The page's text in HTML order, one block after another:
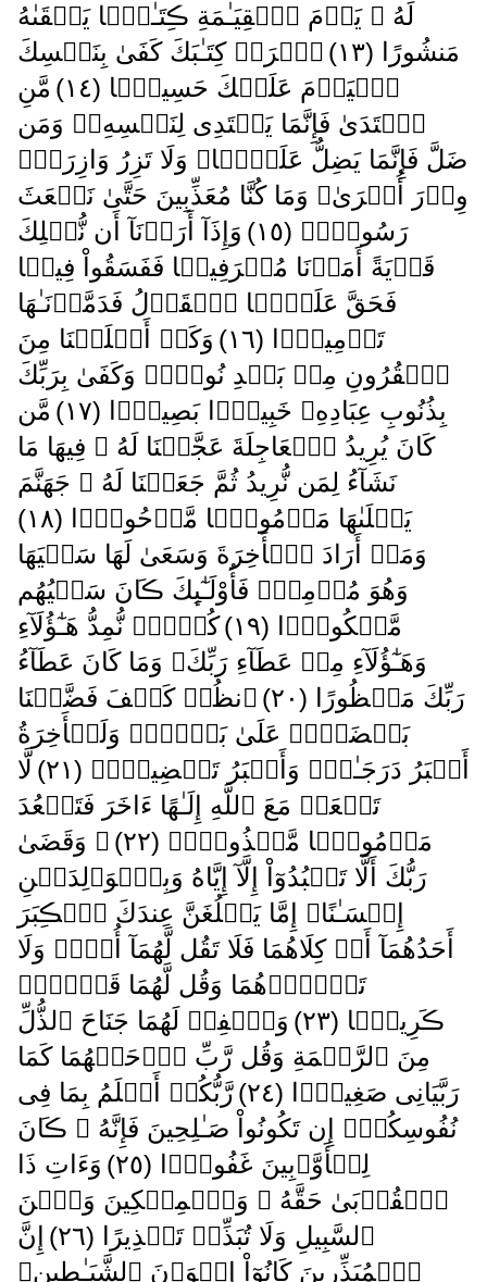
لَهُ ۥ يَوۡمَ ٱلۡقِيَـٰمَةِ ڪِتَـٰبً۬ا يَلۡقَٮٰهُ
مَنشُورًا ( ١٣ )
ٱقۡرَأۡ كِتَـٰبَكَ كَفَىٰ بِنَفۡسِكَ
ٱلۡيَوۡمَ عَلَيۡكَ حَسِيبً۬ا ( ١٤ )
مَّنِ
ٱهۡتَدَىٰ فَإِنَّمَا يَہۡتَدِى لِنَفۡسِهِۦ‌ۖ وَمَن
ضَلَّ فَإِنَّمَا يَضِلُّ عَلَيۡہَا‌ۚ وَلَا تَزِرُ وَازِرَةٌ۬
وِزۡرَ أُخۡرَىٰ‌ۗ وَمَا كُنَّا مُعَذِّبِينَ حَتَّىٰ نَبۡعَثَ
رَسُولاً۬ ( ١٥ )
وَإِذَآ أَرَدۡنَآ أَن نُّہۡلِكَ
قَرۡيَةً أَمَرۡنَا مُتۡرَفِيہَا فَفَسَقُواْ فِيہَا
فَحَقَّ عَلَيۡہَا ٱلۡقَوۡلُ فَدَمَّرۡنَـٰهَا
تَدۡمِيرً۬ا ( ١٦ )
وَكَمۡ أَهۡلَكۡنَا مِنَ
ٱلۡقُرُونِ مِنۢ بَعۡدِ نُوحٍ۬‌ۗ وَكَفَىٰ بِرَبِّكَ
بِذُنُوبِ عِبَادِهِۦ خَبِيرَۢا بَصِيرً۬ا ( ١٧ )
مَّن
كَانَ يُرِيدُ ٱلۡعَاجِلَةَ عَجَّلۡنَا لَهُ ۥ فِيهَا مَا
نَشَآءُ لِمَن نُّرِيدُ ثُمَّ جَعَلۡنَا لَهُ ۥ جَهَنَّمَ
يَصۡلَٮٰهَا مَذۡمُومً۬ا مَّدۡحُورً۬ا ( ١٨ )
وَمَنۡ أَرَادَ ٱلۡأَخِرَةَ وَسَعَىٰ لَهَا سَعۡيَهَا
وَهُوَ مُؤۡمِنٌ۬ فَأُوْلَـٰٓٮِٕكَ ڪَانَ سَعۡيُهُم
مَّشۡكُورً۬ا ( ١٩ )
كُلاًّ۬ نُّمِدُّ هَـٰٓؤُلَآءِ
وَهَـٰٓؤُلَآءِ مِنۡ عَطَآءِ رَبِّكَ‌ۚ وَمَا كَانَ عَطَآءُ
رَبِّكَ مَحۡظُورًا ( ٢٠ )
ٱنظُرۡ كَيۡفَ فَضَّلۡنَا
بَعۡضَہُمۡ عَلَىٰ بَعۡضٍ۬‌ۚ وَلَلۡأَخِرَةُ
أَكۡبَرُ دَرَجَـٰتٍ۬ وَأَكۡبَرُ تَفۡضِيلاً۬ ( ٢١ )
لَّا
تَجۡعَلۡ مَعَ ٱللَّهِ إِلَـٰهًا ءَاخَرَ فَتَقۡعُدَ
مَذۡمُومً۬ا مَّخۡذُولاً۬ ( ٢٢ )
۞ وَقَضَىٰ
رَبُّكَ أَلَّا تَعۡبُدُوٓاْ إِلَّآ إِيَّاهُ وَبِٱلۡوَٲلِدَيۡنِ
إِحۡسَـٰنًا‌ۚ إِمَّا يَبۡلُغَنَّ عِندَكَ ٱلۡڪِبَرَ
أَحَدُهُمَآ أَوۡ كِلَاهُمَا فَلَا تَقُل لَّهُمَآ أُفٍّ۬ وَلَا
تَنۡہَرۡهُمَا وَقُل لَّهُمَا قَوۡلاً۬
ڪَرِيمً۬ا ( ٢٣ )
وَٱخۡفِضۡ لَهُمَا جَنَاحَ ٱلذُّلِّ
مِنَ ٱلرَّحۡمَةِ وَقُل رَّبِّ ٱرۡحَمۡهُمَا كَمَا
رَبَّيَانِى صَغِيرً۬ا ( ٢٤ )
رَّبُّكُمۡ أَعۡلَمُ بِمَا فِى
نُفُوسِكُمۡ‌ۚ إِن تَكُونُواْ صَـٰلِحِينَ فَإِنَّهُ ۥ ڪَانَ
لِلۡأَوَّٲبِينَ غَفُورً۬ا ( ٢٥ )
وَءَاتِ ذَا
ٱلۡقُرۡبَىٰ حَقَّهُ ۥ وَٱلۡمِسۡكِينَ وَٱبۡنَ
ٱلسَّبِيلِ وَلَا تُبَذِّرۡ تَبۡذِيرًا ( ٢٦ )
إِنَّ
ٱلۡمُبَذِّرِينَ كَانُوٓاْ إِخۡوَٲنَ ٱلشَّيَـٰطِينِ‌ۖ